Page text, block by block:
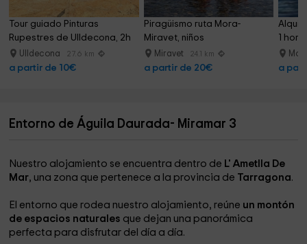
Tour guiado Pinturas
Rupestres de Ulldecona, 2h
Ulldecona 27.6 km
a partir de 10€
Piragüismo ruta Mora-
Miravet, niños
Miravet 24.1 km
a partir de 20€
1
a
Entorno de Águila Daurada- Miramar 3
Nuestro alojamiento se encuentra dentro de L' Ametlla De
Mar, una zona que pertenece a la provincia de Tarragona.
El entorno que rodea nuestro alojamiento, reúne un montón
de espacios naturales que dejan una panorámica
perfecta para disfrutar del día a día.